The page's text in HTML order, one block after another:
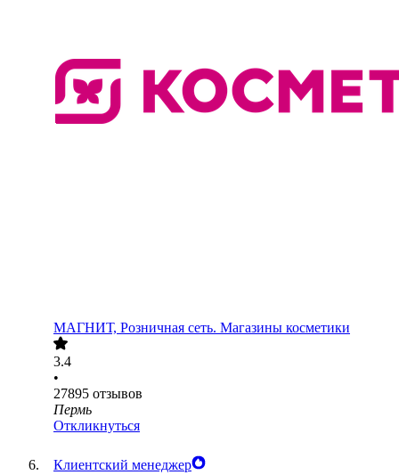
МАГНИТ, Розничная сеть. Магазины косметики
3.4
•
27895 отзывов
Пермь
Откликнуться
Клиентский менеджер